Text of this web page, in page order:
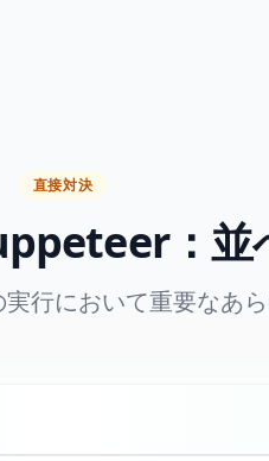
直接対決
：並
行において重要なあら